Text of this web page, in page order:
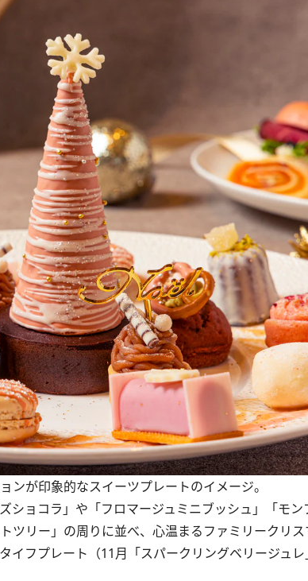
ンが印象的なスイーツプレートのイメージ。
ョコラ」や「フロマージュミニブッシュ」「モン
ツリー」の周りに並べ、心温まるファミリークリ
フプレート（11月「スパークリングベリージュ